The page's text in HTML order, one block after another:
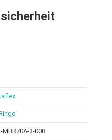
MBR70A-3-008